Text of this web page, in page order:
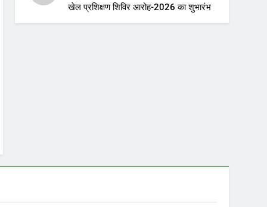
खेल प्रशिक्षण शिविर आरोह-2026 का शुभारंभ